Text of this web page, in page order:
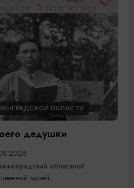
ОБЛАСТИ
дедушки
областной
музей